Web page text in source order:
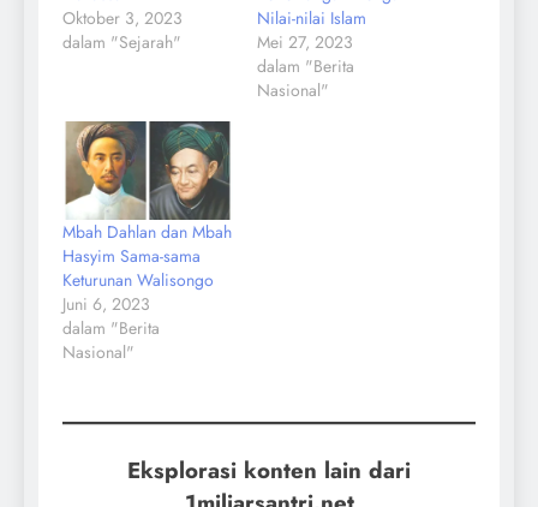
Oktober 3, 2023
dalam "Sejarah"
Nilai-nilai Islam
Mei 27, 2023
dalam "Berita
Nasional"
Mbah Dahlan dan Mbah
Hasyim Sama-sama
Keturunan Walisongo
Juni 6, 2023
dalam "Berita
Nasional"
Eksplorasi konten lain dari